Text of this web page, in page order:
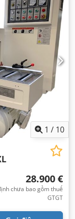
1 / 10
28.900 €
chưa bao gồm thuế
GTGT